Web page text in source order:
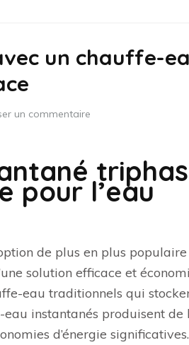
un chauffe-
un commentaire
pour l’eau
de plus en plus
solution efficace et
eau traditionnels qui
instantanés produisent de
d’énergie significatives.